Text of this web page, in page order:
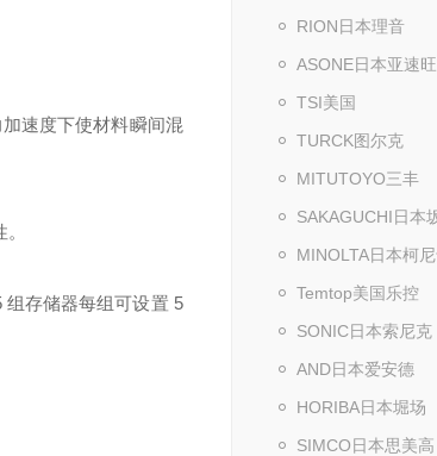
RION日本理音
ASONE日本亚速旺
TSI美国
TURCK图尔克
MITUTOYO三丰
SAKAGUCHI日本
MINOLTA日本柯
Temtop美国乐控
SONIC日本索尼克
AND日本爱安德
HORIBA日本堀场
SIMCO日本思美高
速度下使材料瞬间混
存储器每组可设置 5